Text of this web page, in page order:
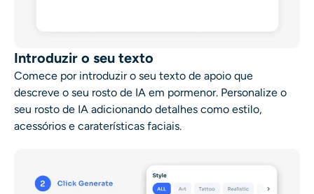
Introduzir o seu texto
Comece por introduzir o seu texto de apoio que
descreve o seu rosto de IA em pormenor. Personalize o
seu rosto de IA adicionando detalhes como estilo,
acessórios e caraterísticas faciais.